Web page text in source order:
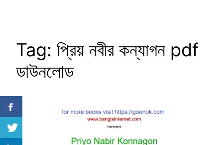
Tag: প্রিয় নবীর কন্যাগন pdf
ডাউনলোড